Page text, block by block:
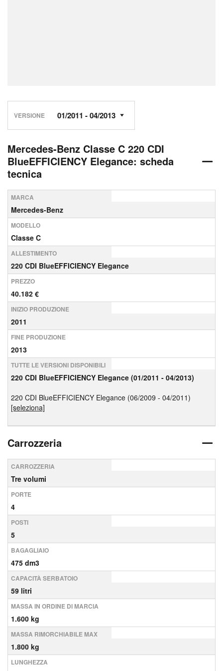
VERSIONE
Mercedes-Benz Classe C 220 CDI
BlueEFFICIENCY Elegance: scheda
tecnica
MARCA
Mercedes-Benz
MODELLO
Classe C
ALLESTIMENTO
220 CDI BlueEFFICIENCY Elegance
PREZZO
40.182 €
INIZIO PRODUZIONE
2011
FINE PRODUZIONE
2013
TUTTE LE VERSIONI DISPONIBILI
220 CDI BlueEFFICIENCY Elegance (01/2011 - 04/2013)
220 CDI BlueEFFICIENCY Elegance (06/2009 - 04/2011)
[seleziona]
Carrozzeria
CARROZZERIA
Tre volumi
PORTE
4
POSTI
5
BAGAGLIAIO
475 dm3
CAPACITÀ SERBATOIO
59 litri
MASSA IN ORDINE DI MARCIA
1.600 kg
MASSA RIMORCHIABILE MAX
1.800 kg
LUNGHEZZA